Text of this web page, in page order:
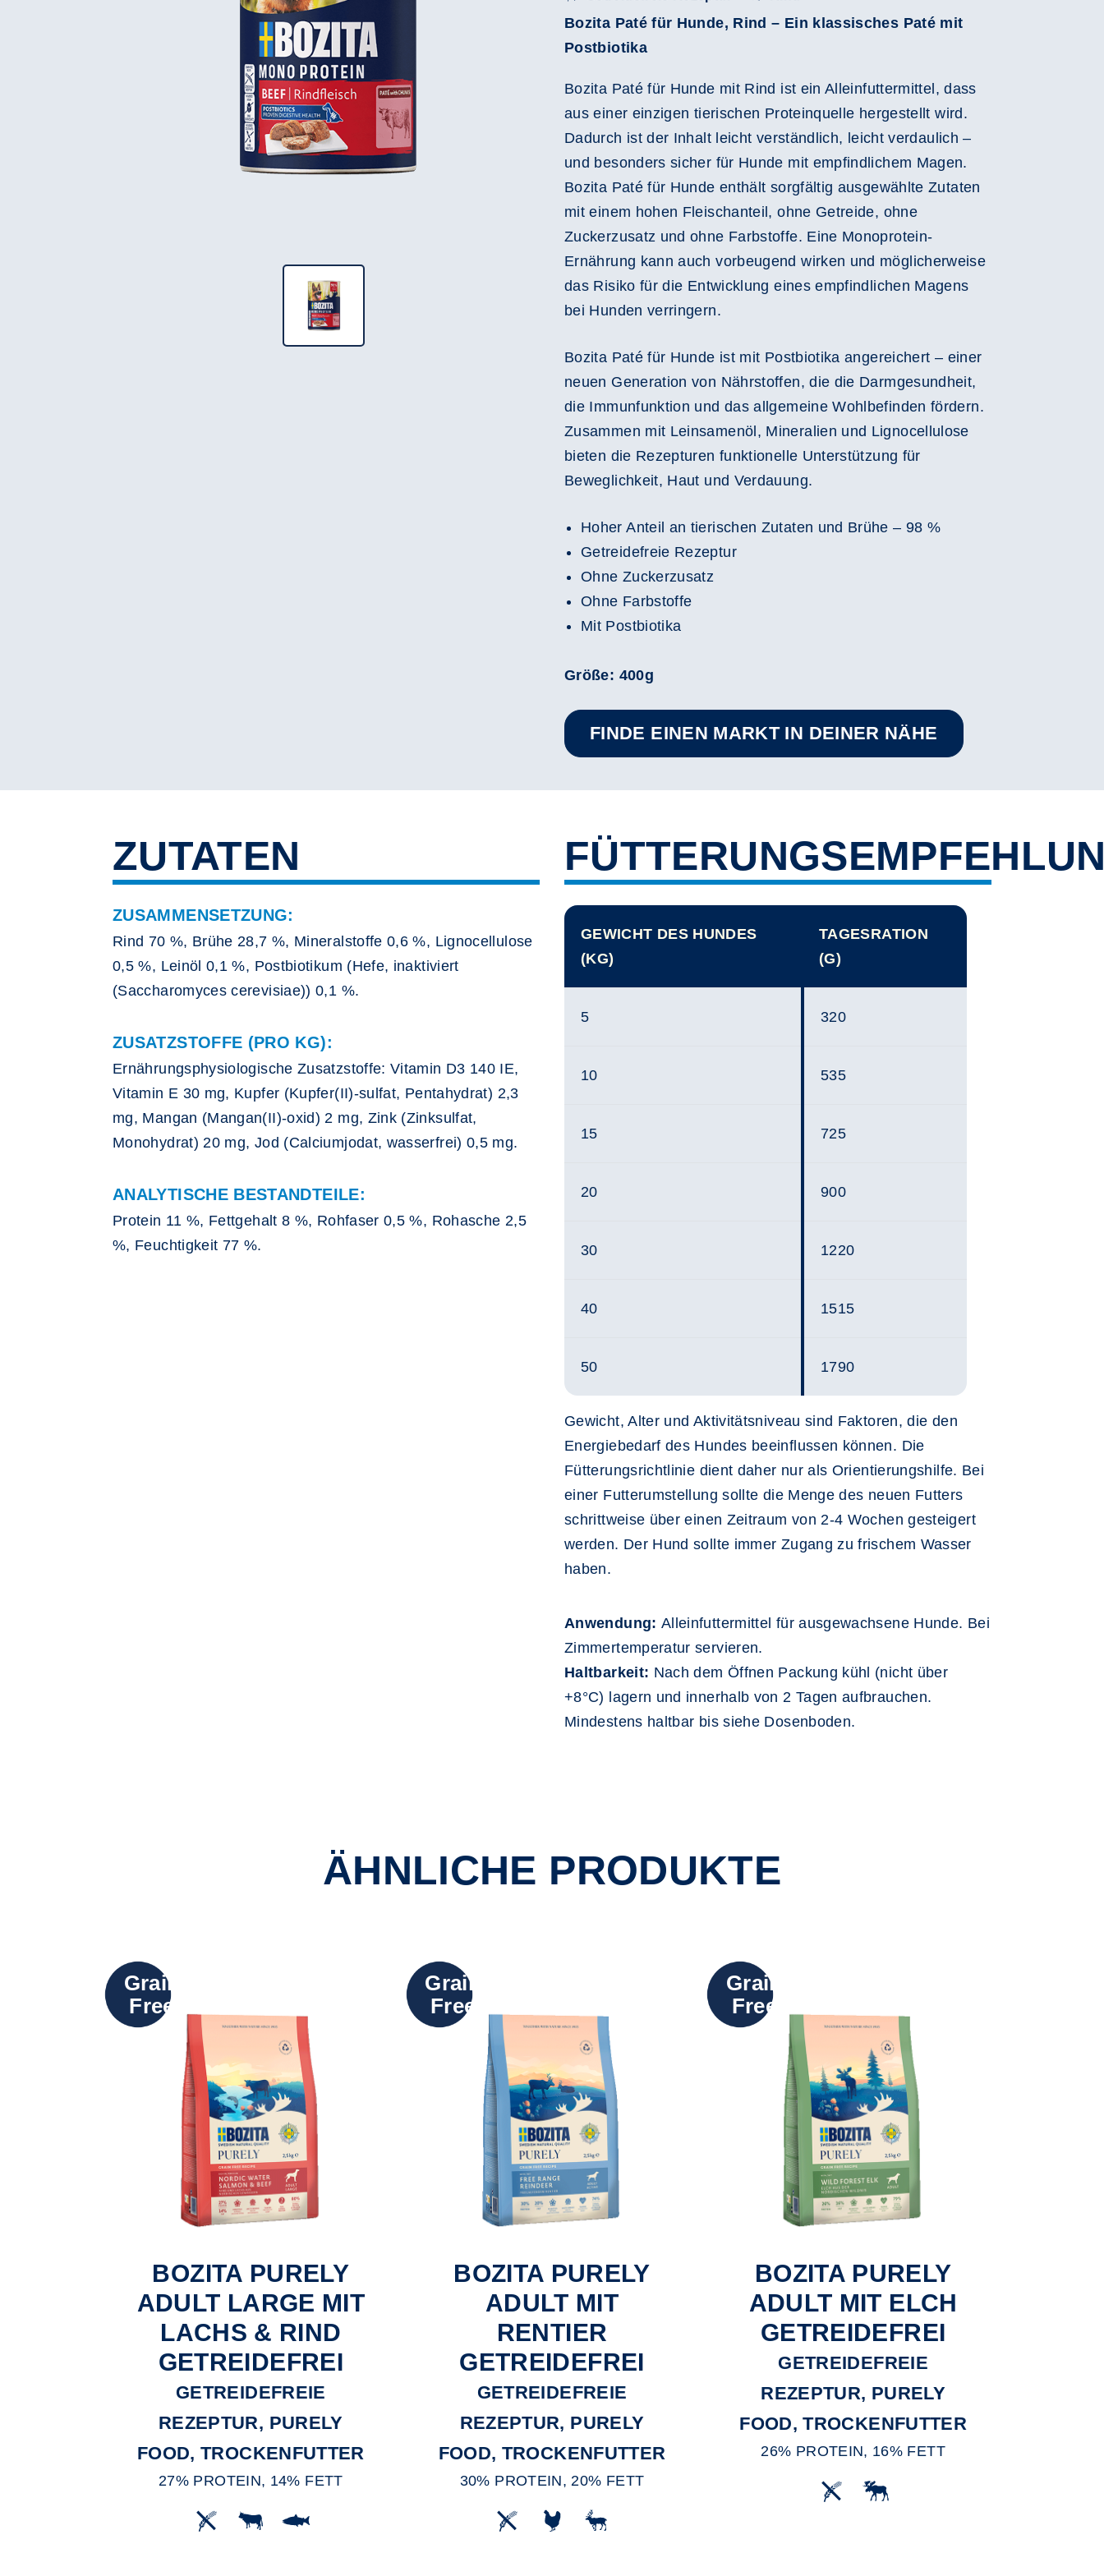
Bozita Paté für Hunde, Rind – Ein klassisches Paté mit
Postbiotika
Bozita Paté für Hunde mit Rind ist ein Alleinfuttermittel, dass
aus einer einzigen tierischen Proteinquelle hergestellt wird.
Dadurch ist der Inhalt leicht verständlich, leicht verdaulich –
und besonders sicher für Hunde mit empfindlichem Magen.
Bozita Paté für Hunde enthält sorgfältig ausgewählte Zutaten
mit einem hohen Fleischanteil, ohne Getreide, ohne
Zuckerzusatz und ohne Farbstoffe. Eine Monoprotein-
Ernährung kann auch vorbeugend wirken und möglicherweise
das Risiko für die Entwicklung eines empfindlichen Magens
bei Hunden verringern.
Bozita Paté für Hunde ist mit Postbiotika angereichert – einer
neuen Generation von Nährstoffen, die die Darmgesundheit,
die Immunfunktion und das allgemeine Wohlbefinden fördern.
Zusammen mit Leinsamenöl, Mineralien und Lignocellulose
bieten die Rezepturen funktionelle Unterstützung für
Beweglichkeit, Haut und Verdauung.
Hoher Anteil an tierischen Zutaten und Brühe – 98 %
Getreidefreie Rezeptur
Ohne Zuckerzusatz
Ohne Farbstoffe
Mit Postbiotika
Größe: 400g
FINDE EINEN MARKT IN DEINER NÄHE
ZUTATEN
ZUSAMMENSETZUNG:
Rind 70 %, Brühe 28,7 %, Mineralstoffe 0,6 %, Lignocellulose
0,5 %, Leinöl 0,1 %, Postbiotikum (Hefe, inaktiviert
(Saccharomyces cerevisiae)) 0,1 %.
ZUSATZSTOFFE (PRO KG):
Ernährungsphysiologische Zusatzstoffe: Vitamin D3 140 IE,
Vitamin E 30 mg, Kupfer (Kupfer(II)-sulfat, Pentahydrat) 2,3
mg, Mangan (Mangan(II)-oxid) 2 mg, Zink (Zinksulfat,
Monohydrat) 20 mg, Jod (Calciumjodat, wasserfrei) 0,5 mg.
ANALYTISCHE BESTANDTEILE:
Protein 11 %, Fettgehalt 8 %, Rohfaser 0,5 %, Rohasche 2,5
%, Feuchtigkeit 77 %.
GEWICHT DES HUNDES
(KG)
TAGESRATION
(G)
5 320
10 535
15 725
20 900
30 1220
40 1515
50 1790
Gewicht, Alter und Aktivitätsniveau sind Faktoren, die den
Energiebedarf des Hundes beeinflussen können. Die
Fütterungsrichtlinie dient daher nur als Orientierungshilfe. Bei
einer Futterumstellung sollte die Menge des neuen Futters
schrittweise über einen Zeitraum von 2-4 Wochen gesteigert
werden. Der Hund sollte immer Zugang zu frischem Wasser
haben.
Anwendung: Alleinfuttermittel für ausgewachsene Hunde. Bei
Zimmertemperatur servieren.
Haltbarkeit: Nach dem Öffnen Packung kühl (nicht über
+8°C) lagern und innerhalb von 2 Tagen aufbrauchen.
Mindestens haltbar bis siehe Dosenboden.
ÄHNLICHE PRODUKTE
Grain
Free
BOZITA PURELY
ADULT LARGE MIT
LACHS & RIND
GETREIDEFREI
GETREIDEFREIE
REZEPTUR, PURELY
FOOD, TROCKENFUTTER
27% PROTEIN, 14% FETT
Grain
Free
BOZITA PURELY
ADULT MIT
RENTIER
GETREIDEFREI
GETREIDEFREIE
REZEPTUR, PURELY
FOOD, TROCKENFUTTER
30% PROTEIN, 20% FETT
Grain
Free
BOZITA PURELY
ADULT MIT ELCH
GETREIDEFREI
GETREIDEFREIE
REZEPTUR, PURELY
FOOD, TROCKENFUTTER
26% PROTEIN, 16% FETT